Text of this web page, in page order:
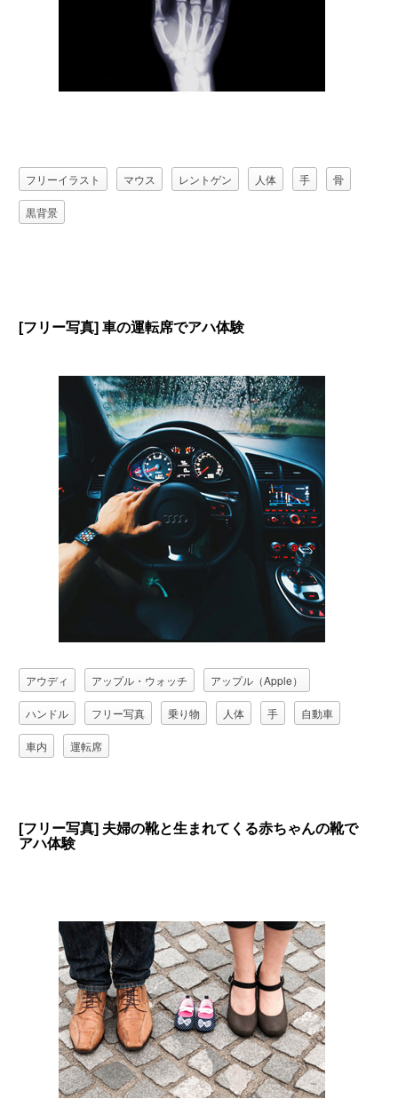
フリーイラスト マウス レントゲン 人体 手 骨
黒背景
[フリー写真] 車の運転席でアハ体験
アウディ アップル・ウォッチ アップル（Apple）
ハンドル フリー写真 乗り物 人体 手 自動車
車内 運転席
[フリー写真] 夫婦の靴と生まれてくる赤ちゃんの靴で
アハ体験